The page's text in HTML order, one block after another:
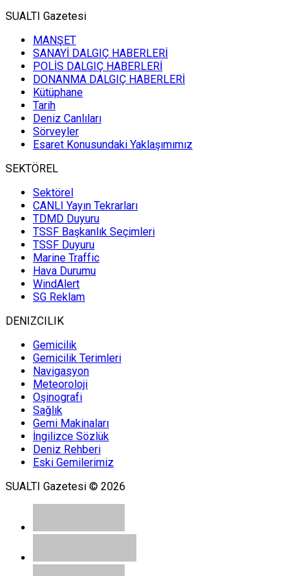
SUALTI Gazetesi
MANŞET
SANAYİ DALGIÇ HABERLERİ
POLİS DALGIÇ HABERLERİ
DONANMA DALGIÇ HABERLERİ
Kütüphane
Tarih
Deniz Canlıları
Sörveyler
Esaret Konusundaki Yaklaşımımız
SEKTÖREL
Sektörel
CANLI Yayın Tekrarları
TDMD Duyuru
TSSF Başkanlık Seçimleri
TSSF Duyuru
Marine Traffic
Hava Durumu
WindAlert
SG Reklam
DENIZCILIK
Gemicilik
Gemicilik Terimleri
Navigasyon
Meteoroloji
Oşinografi
Sağlık
Gemi Makinaları
İngilizce Sözlük
Deniz Rehberi
Eski Gemilerimiz
SUALTI Gazetesi © 2026